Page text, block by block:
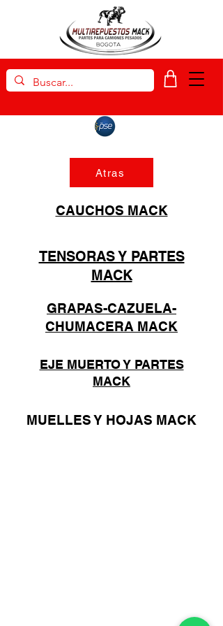
Atras
CAUCHOS MACK
TENSORAS Y PARTES
MACK
GRAPAS-CAZUELA-
CHUMACERA MACK
EJE MUERTO Y PARTES
MACK
MUELLES Y HOJAS MACK